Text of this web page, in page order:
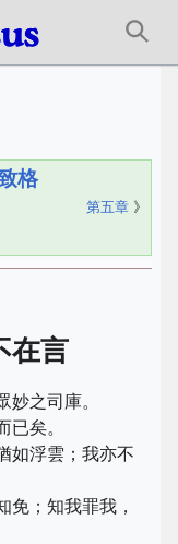
格
第五章 》
在言
妙之司庫。
已矣。
如浮雲；我亦不
免；知我罪我，